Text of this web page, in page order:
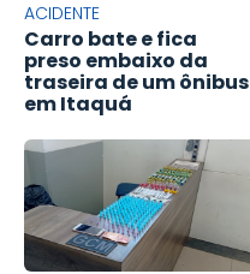
ACIDENTE
Carro bate e fica
preso embaixo da
traseira de um ônibus
em Itaquá